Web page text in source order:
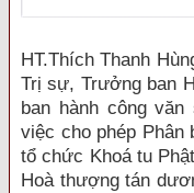
HT.Thích Thanh
Trị sự, Trưởng ban
ban hành công văn
việc cho phép Phân
tổ chức Khoá tu
Hoà thượng tán